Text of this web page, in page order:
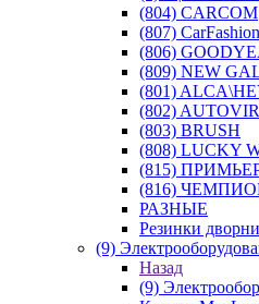
(804) CARCOM
(807) CarFashion
(806)
(809) NEW
(801)
(802)
(803) BRUSH
(808) LUCKY
(815)
(816)
РАЗНЫЕ
Резинки
(9)
Назад
(9)